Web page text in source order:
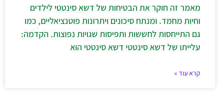
מאמר זה חוקר את הבטיחות של דשא סינטטי לילדים
וחיות מחמד. ומנתח סיכונים ויתרונות פוטנציאליים, כמו
גם התייחסות לחששות ותפיסות שגויות נפוצות. הקדמה:
עלייתו של דשא סינטטי דשא סינטטי הוא
קרא עוד »